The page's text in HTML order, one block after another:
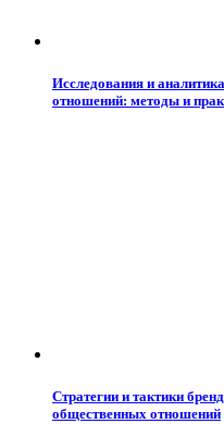
Исследования и
отношений: методы и
Стратегии и тактики
общественных отношений